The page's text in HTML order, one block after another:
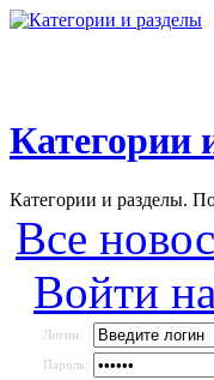
Категории
Категории и разделы.
Все
Войти
Логин:
Пароль: